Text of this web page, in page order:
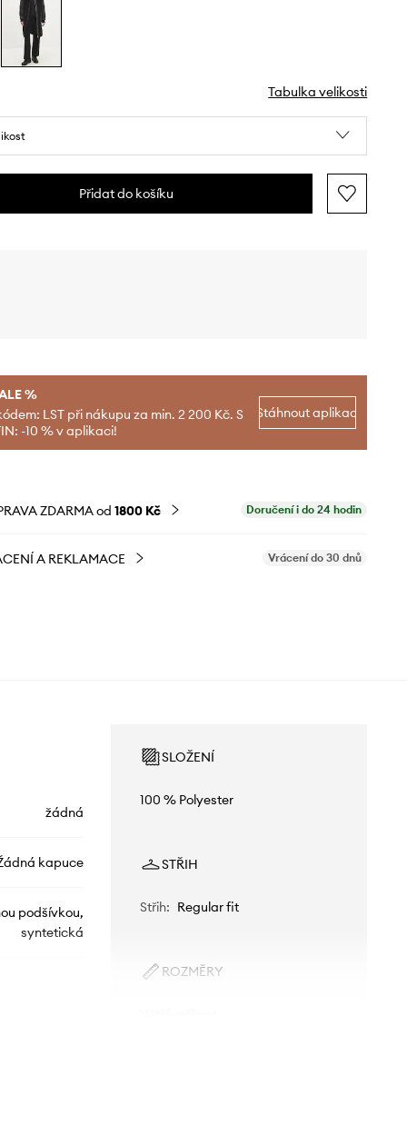
Tabulka velikosti
Přidat do košíku
%
LST při nákupu za min. 2 200 Kč. S
-10 % v aplikaci!
Stáhnout aplikaci
ZDARMA od 1800 Kč Doručení i do 24 hodin
A REKLAMACE Vrácení do 30 dnů
žádná
kapuce
podšívkou,
syntetická
SLOŽENÍ
100 % Polyester
STŘIH
Střih: Regular fit
ROZMĚRY